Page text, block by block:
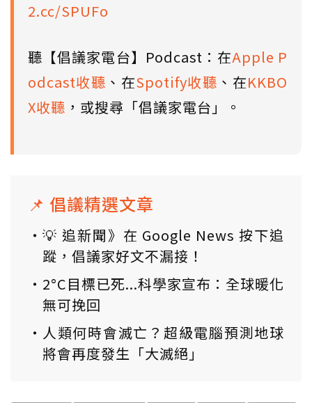
2.cc/SPUFo
聽【倡議家電台】Podcast：在Apple P
odcast收聽 、在Spotify收聽 、在KKBO
X收聽 ，或搜尋「倡議家電台」。
📌 倡議精選文章
💡 追新聞》在 Google News 按下追
蹤，倡議家好文不漏接！
2°C目標已死...科學家宣布：全球暖化
無可挽回
人類何時會滅亡？超級電腦預測地球
將會再度發生「大滅絕」